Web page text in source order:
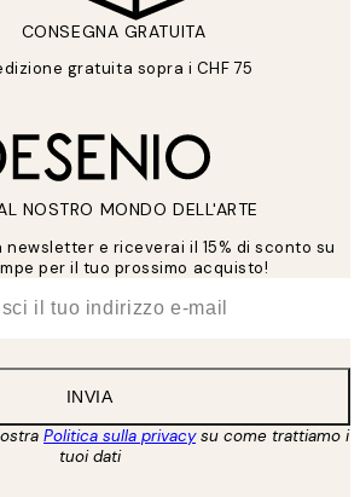
CONSEGNA GRATUITA
gratuita sopra i CHF 75
NOSTRO MONDO DELL'ARTE
e riceverai il 15% di sconto su
per il tuo prossimo acquisto!
INVIA
Politica sulla privacysu come trattiamo i
tuoi dati